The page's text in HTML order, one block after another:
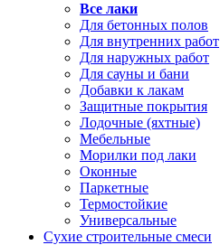
Все лаки
Для бетонных полов
Для внутренних работ
Для наружных работ
Для сауны и бани
Добавки к лакам
Защитные покрытия
Лодочные (яхтные)
Мебельные
Морилки под лаки
Оконные
Паркетные
Термостойкие
Универсальные
Сухие строительные смеси